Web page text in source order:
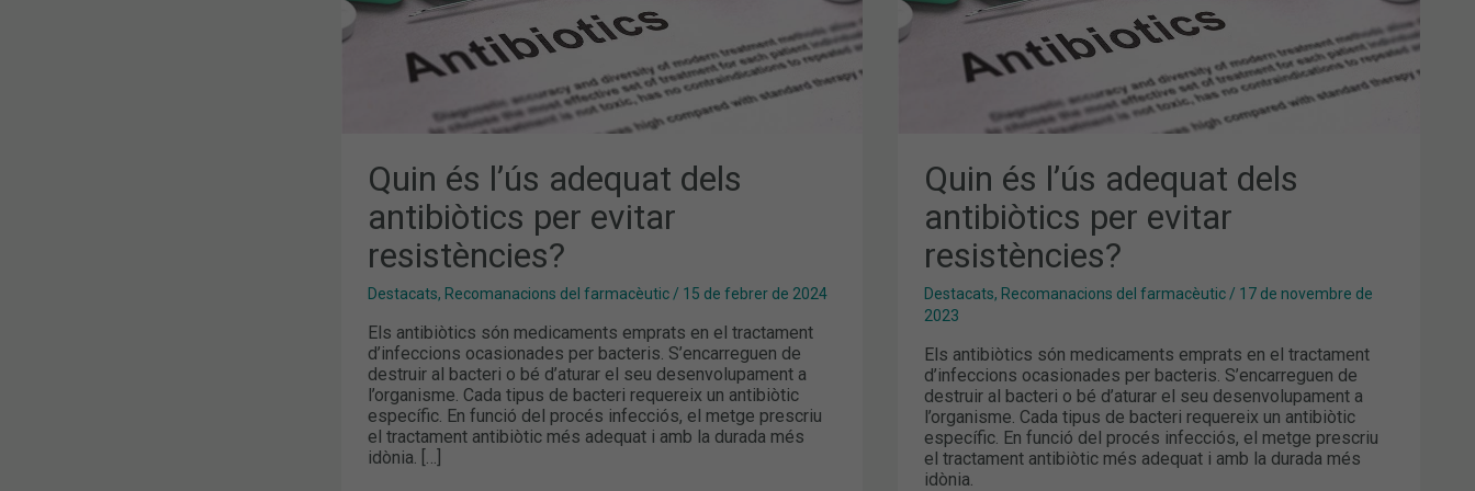
Quin és l’ús adequat dels
antibiòtics per evitar
resistències?
Destacats, Recomanacions del farmacèutic/ 15 de febrer de 2024
Els antibiòtics són medicaments emprats en el tractament
d’infeccions ocasionades per bacteris. S’encarreguen de
destruir al bacteri o bé d’aturar el seu desenvolupament a
l’organisme. Cada tipus de bacteri requereix un antibiòtic
específic. En funció del procés infecciós, el metge prescriu
el tractament antibiòtic més adequat i amb la durada més
idònia. […]
Quin és l’ús adequat dels
antibiòtics per evitar
resistències?
Destacats, Recomanacions del farmacèutic / 17 de novembre de
2023
Els antibiòtics són medicaments emprats en el tractament
d’infeccions ocasionades per bacteris. S’encarreguen de
destruir al bacteri o bé d’aturar el seu desenvolupament a
l’organisme. Cada tipus de bacteri requereix un antibiòtic
específic. En funció del procés infecciós, el metge prescriu
el tractament antibiòtic més adequat i amb la durada més
idònia.